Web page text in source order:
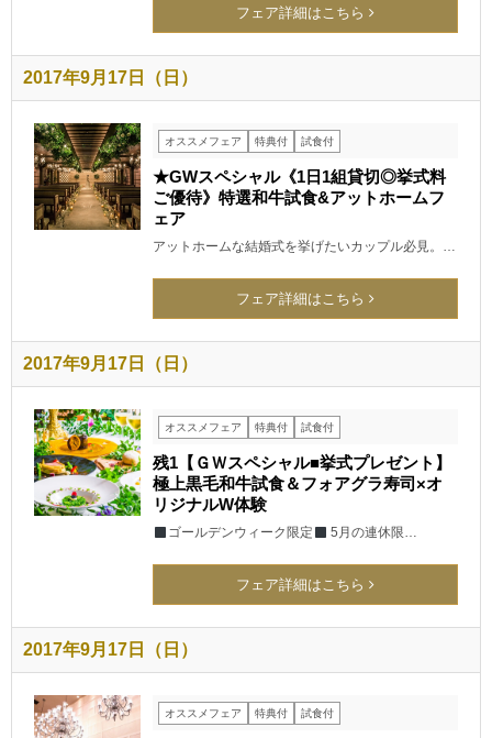
フェア詳細はこちら
2017年9月17日（日）
オススメフェア 特典付 試食付
★GWスペシャル《1日1組貸切◎挙式料
ご優待》特選和牛試食&アットホームフ
ェア
アットホームな結婚式を挙げたいカップル必見。…
フェア詳細はこちら
2017年9月17日（日）
オススメフェア 特典付 試食付
残1【ＧＷスペシャル■挙式プレゼント】
極上黒毛和牛試食＆フォアグラ寿司×オ
リジナルW体験
ゴールデンウィーク限定 5月の連休限…
フェア詳細はこちら
2017年9月17日（日）
オススメフェア 特典付 試食付